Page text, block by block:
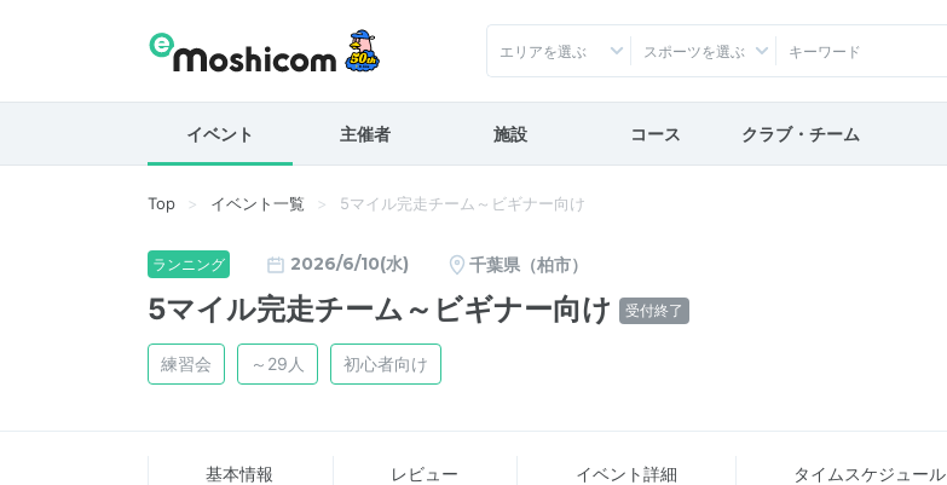
エリアを選ぶ スポーツを選ぶ
イベント 主催者 施設 コース クラブ・チーム
Top イベント一覧 5マイル完走チーム～ビギナー向け
ランニング 2026/6/10(水) 千葉県（柏市）
5マイル完走チーム～ビギナー向け 受付終了
練習会 ～29人 初心者向け
基本情報 レビュー イベント詳細 タイム スケジュール